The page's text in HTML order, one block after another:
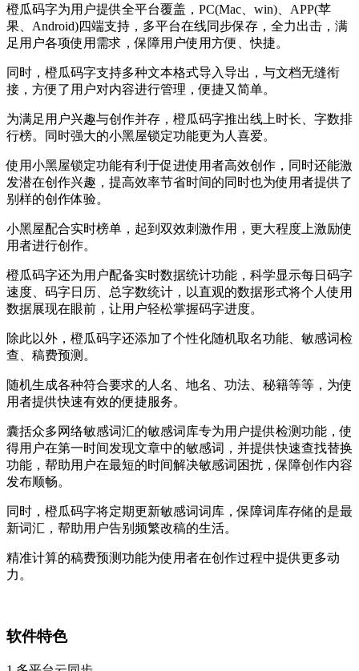
橙瓜码字为用户提供全平台覆盖，PC(Mac、win)、APP(苹
果、Android)四端支持，多平台在线同步保存，全力出击，满
足用户各项使用需求，保障用户使用方便、快捷。
同时，橙瓜码字支持多种文本格式导入导出，与文档无缝衔
接，方便了用户对内容进行管理，便捷又简单。
为满足用户兴趣与创作并存，橙瓜码字推出线上时长、字数排
行榜。同时强大的小黑屋锁定功能更为人喜爱。
使用小黑屋锁定功能有利于促进使用者高效创作，同时还能激
发潜在创作兴趣，提高效率节省时间的同时也为使用者提供了
别样的创作体验。
小黑屋配合实时榜单，起到双效刺激作用，更大程度上激励使
用者进行创作。
橙瓜码字还为用户配备实时数据统计功能，科学显示每日码字
速度、码字日历、总字数统计，以直观的数据形式将个人使用
数据展现在眼前，让用户轻松掌握码字进度。
除此以外，橙瓜码字还添加了个性化随机取名功能、敏感词检
查、稿费预测。
随机生成各种符合要求的人名、地名、功法、秘籍等等，为使
用者提供快速有效的便捷服务。
囊括众多网络敏感词汇的敏感词库专为用户提供检测功能，使
得用户在第一时间发现文章中的敏感词，并提供快速查找替换
功能，帮助用户在最短的时间解决敏感词困扰，保障创作内容
发布顺畅。
同时，橙瓜码字将定期更新敏感词词库，保障词库存储的是最
新词汇，帮助用户告别频繁改稿的生活。
精准计算的稿费预测功能为使用者在创作过程中提供更多动
力。
软件特色